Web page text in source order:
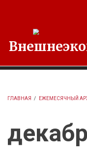
ГЛАВНАЯ / ЕЖЕМЕСЯЧНЫЙ